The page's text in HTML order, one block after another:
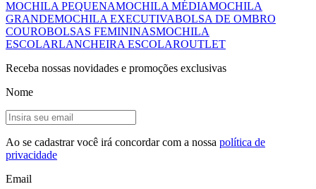
MOCHILA PEQUENAMOCHILA MÉDIAMOCHILA
GRANDEMOCHILA EXECUTIVABOLSA DE OMBRO
COUROBOLSAS FEMININASMOCHILA
ESCOLARLANCHEIRA ESCOLAROUTLET
Receba nossas novidades e promoções exclusivas
Nome
Ao se cadastrar você irá concordar com a nossa política de
privacidade
Email